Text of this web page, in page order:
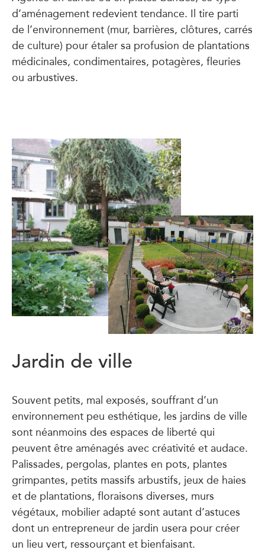
d’aménagement redevient tendance. Il tire parti
de l’environnement (mur, barrières, clôtures, carrés
de culture) pour étaler sa profusion de plantations
médicinales, condimentaires, potagères, fleuries
ou arbustives.
Jardin de ville
Souvent petits, mal exposés, souffrant d’un
environnement peu esthétique, les jardins de ville
sont néanmoins des espaces de liberté qui
peuvent être aménagés avec créativité et audace.
Palissades, pergolas, plantes en pots, plantes
grimpantes, petits massifs arbustifs, jeux de haies
et de plantations, floraisons diverses, murs
végétaux, mobilier adapté sont autant d’astuces
dont un entrepreneur de jardin usera pour créer
un lieu vert, ressourçant et bienfaisant.